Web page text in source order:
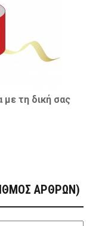
τη δική σας
ΑΡΘΡΩΝ)